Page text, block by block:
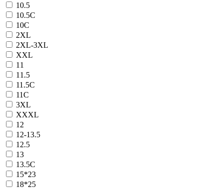
10.5
10.5C
10C
2XL
2XL-3XL
XXL
11
11.5
11.5C
11C
3XL
XXXL
12
12-13.5
12.5
13
13.5C
15*23
18*25